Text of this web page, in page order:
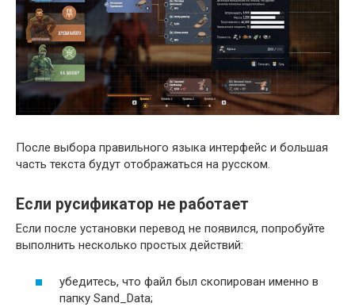
После выбора правильного языка интерфейс и большая
часть текста будут отображаться на русском.
Если русификатор не работает
Если после установки перевод не появился, попробуйте
выполнить несколько простых действий:
убедитесь, что файл был скопирован именно в
папку Sand_Data;